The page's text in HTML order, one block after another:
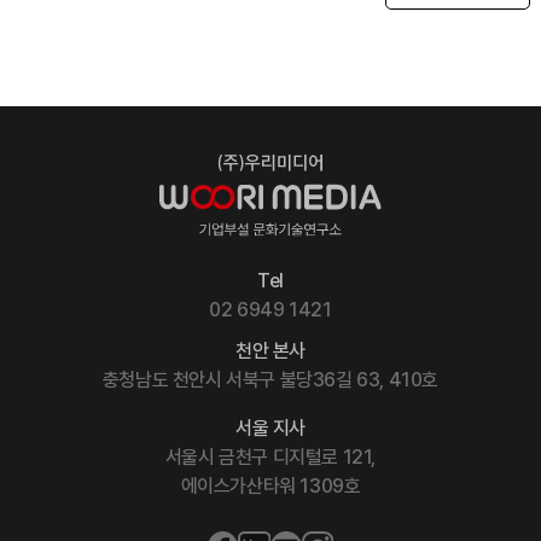
천안 본사
충청남도 천안시 서북구 불당36길 63, 410호
Tel
02 6949 1421
서울 지사
서울시 금천구 디지털로 121,
에이스가산타워 1309호